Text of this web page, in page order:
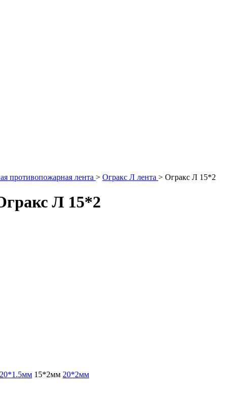
противопожарная лента > Огракс Л лента > Огракс Л 15*2
Л 15*2
20*1.5мм 15*2мм 20*2мм